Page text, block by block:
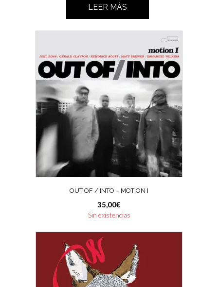
LEER MÁS
OUT OF / INTO – MOTION I
35,00€
Sin existencias